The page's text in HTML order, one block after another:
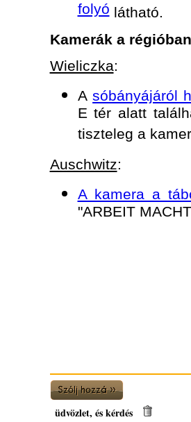
folyólátható.
Kamerák a régióban
Wieliczka:
Asóbányájáról
E tér alatt
tiszteleg a
Auschwitz:
A kamera a
"ARBEIT
üdvözlet, és kérdés